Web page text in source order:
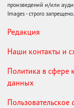
произведений и/или
Images - строго запрещено.
Редакция
Наши контакты и
Политика в сфере
данных
Пользовательское